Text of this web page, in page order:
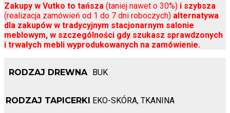
Zakupy w Vutko to tańsza (taniej nawet o 30%) i szybsza
(realizacja zamówień od 1 do 7 dni roboczych) alternatywa
dla zakupów w tradycyjnym stacjonarnym salonie
meblowym, w szczególności gdy szukasz sprawdzonych
i trwałych mebli wyprodukowanych na zamówienie.
RODZAJ DREWNA BUK
RODZAJ TAPICERKI EKO-SKÓRA, TKANINA